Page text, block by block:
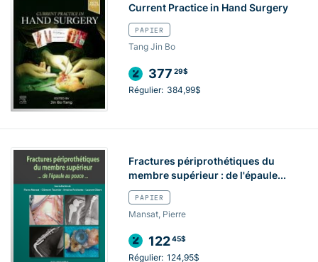
Current Practice in Hand Surgery
PAPIER
Tang Jin Bo
377 29$
Régulier: 384,99$
Fractures périprothétiques du
membre supérieur : de l'épaule...
PAPIER
Mansat, Pierre
12245$
Régulier: 124,95$